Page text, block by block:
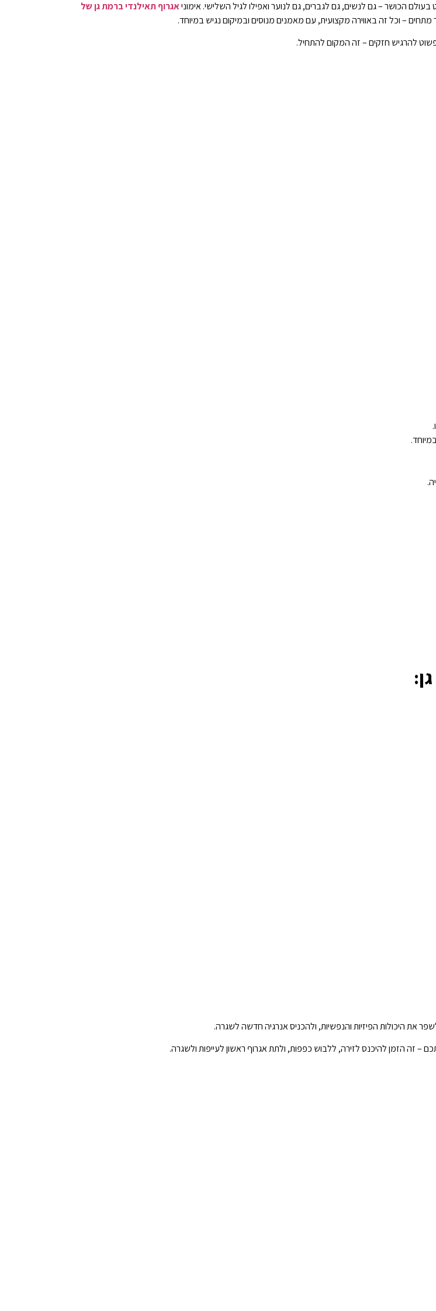
הכושר – גם לנשים, גם לגברים, גם לנוער ואפילו לגיל השלישי.אימוניאגרוף תאילנדי ברמת גן של
– וכל זה באווירה מקצועית, עם מאמנים מנוסים ובמיקום נגיש במיוחד.
להרגיש חזקים – זה המקום להתחיל.
את היכולות הפיזיות והנפשיות, ולהכניס אנרגיה חדשה לשגרה.
זה הזמן להיכנס לזירה, ללבוש כפפות, ולתת אגרוף ראשון לעייפות ולשגרה.